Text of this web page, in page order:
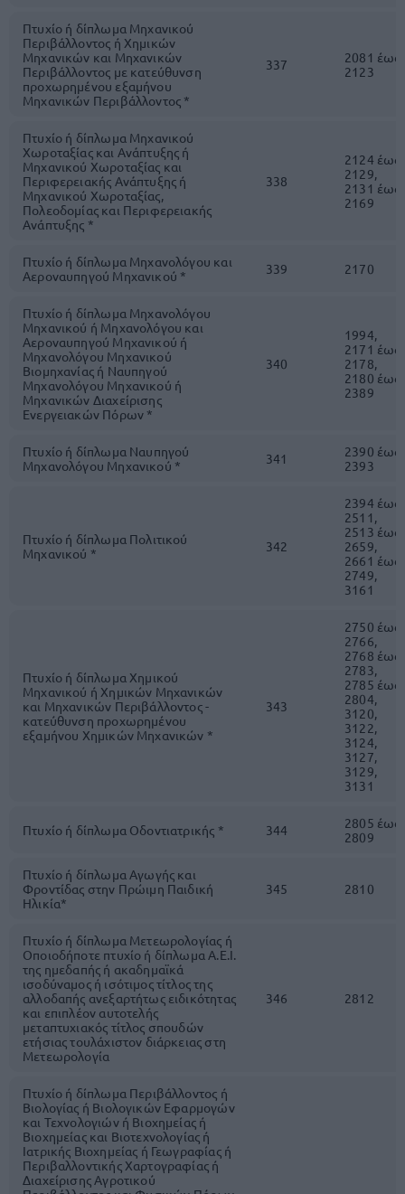
Πτυχίο ή δίπλωμα Μηχανικού
Περιβάλλοντος ή Χημικών
Μηχανικών και Μηχανικών
Περιβάλλοντος με κατεύθυνση
προχωρημένου εξαμήνου
Μηχανικών Περιβάλλοντος *
337
2081 έως
2123
Πτυχίο ή δίπλωμα Μηχανικού
Χωροταξίας και Ανάπτυξης ή
Μηχανικού Χωροταξίας και
Περιφερειακής Ανάπτυξης ή
Μηχανικού Χωροταξίας,
Πολεοδομίας και Περιφερειακής
Ανάπτυξης *
338
2124 έως
2129,
2131 έως
2169
Πτυχίο ή δίπλωμα Μηχανολόγου και
Αεροναυπηγού Μηχανικού *
339 2170
Πτυχίο ή δίπλωμα Μηχανολόγου
Μηχανικού ή Μηχανολόγου και
Αεροναυπηγού Μηχανικού ή
Μηχανολόγου Μηχανικού
Βιομηχανίας ή Ναυπηγού
Μηχανολόγου Μηχανικού ή
Μηχανικών Διαχείρισης
Ενεργειακών Πόρων *
340
1994,
2171 έως
2178,
2180 έως
2389
Πτυχίο ή δίπλωμα Ναυπηγού
Μηχανολόγου Μηχανικού *
341
2390 έως
2393
Πτυχίο ή δίπλωμα Πολιτικού
Μηχανικού *
342
2394 έως
2511,
2513 έως
2659,
2661 έως
2749,
3161
Πτυχίο ή δίπλωμα Χημικού
Μηχανικού ή Χημικών Μηχανικών
και Μηχανικών Περιβάλλοντος -
κατεύθυνση προχωρημένου
εξαμήνου Χημικών Μηχανικών *
343
2750 έως
2766,
2768 έως
2783,
2785 έως
2804,
3120,
3122,
3124,
3127,
3129,
3131
Πτυχίο ή δίπλωμα Οδοντιατρικής * 344
2805 έως
2809
Πτυχίο ή δίπλωμα Αγωγής και
Φροντίδας στην Πρώιμη Παιδική
Ηλικία*
345 2810
Πτυχίο ή δίπλωμα Μετεωρολογίας ή
Οποιοδήποτε πτυχίο ή δίπλωμα Α.Ε.Ι.
της ημεδαπής ή ακαδημαϊκά
ισοδύναμος ή ισότιμος τίτλος της
αλλοδαπής ανεξαρτήτως ειδικότητας
και επιπλέον αυτοτελής
μεταπτυχιακός τίτλος σπουδών
ετήσιας τουλάχιστον διάρκειας στη
Μετεωρολογία
346 2812
Πτυχίο ή δίπλωμα Περιβάλλοντος ή
Βιολογίας ή Βιολογικών Εφαρμογών
και Τεχνολογιών ή Βιοχημείας ή
Βιοχημείας και Βιοτεχνολογίας ή
Ιατρικής Βιοχημείας ή Γεωγραφίας ή
Περιβαλλοντικής Χαρτογραφίας ή
Διαχείρισης Αγροτικού